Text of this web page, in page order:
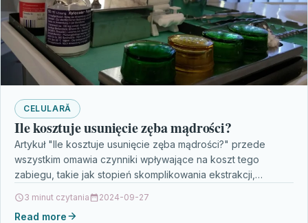
CELULARĂ
Ile kosztuje usunięcie zęba mądrości?
Artykuł "Ile kosztuje usunięcie zęba mądrości?" przede
wszystkim omawia czynniki wpływające na koszt tego
zabiegu, takie jak stopień skomplikowania ekstrakcji,
3 minut czytania 2024-09-27
Read more